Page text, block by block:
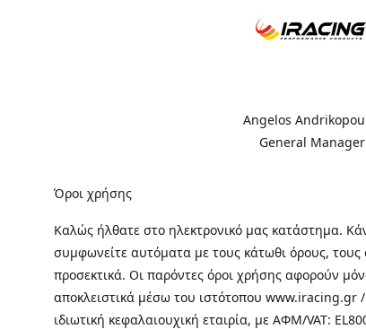
Angelos
General Manager
Όροι χρήσης
Καλώς ήλθατε στo ηλεκτρονικό μας κατάστημα.
συμφωνείτε αυτόματα με τους κάτωθι όρους, τους
προσεκτικά. Οι παρόντες όροι χρήσης αφορούν
αποκλειστικά μέσω του ιστότοπου
ιδιωτική κεφαλαιουχική εταιρία, με ΑΦΜ/VAT: